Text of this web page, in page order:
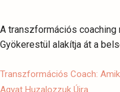
A transzformációs
Gyökerestül alakítja át a
Transzformációs Coach:
Agyat Huzalozzuk Újra